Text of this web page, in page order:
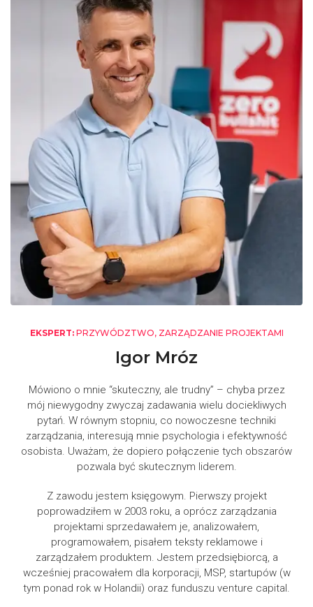
EKSPERT:PRZYWÓDZTWO, ZARZĄDZANIE PROJEKTAMI
Igor Mróz
Mówiono o mnie “skuteczny, ale trudny” – chyba przez
mój niewygodny zwyczaj zadawania wielu dociekliwych
pytań. W równym stopniu, co nowoczesne techniki
zarządzania, interesują mnie psychologia i efektywność
osobista. Uważam, że dopiero połączenie tych obszarów
pozwala być skutecznym liderem.
Z zawodu jestem księgowym. Pierwszy projekt
poprowadziłem w 2003 roku, a oprócz zarządzania
projektami sprzedawałem je, analizowałem,
programowałem, pisałem teksty reklamowe i
zarządzałem produktem. Jestem przedsiębiorcą, a
wcześniej pracowałem dla korporacji, MSP, startupów (w
tym ponad rok w Holandii) oraz funduszu venture capital.